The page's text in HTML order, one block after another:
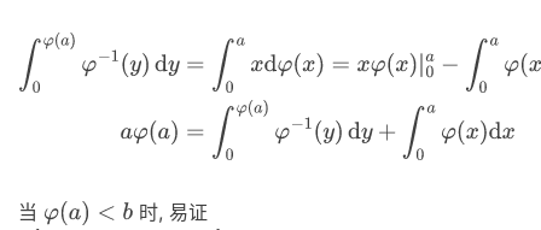
0φ(a) ( y d = φ(x = φ x) a φ( x) φ(a ∫
当 φ(a)< b
时, 易证